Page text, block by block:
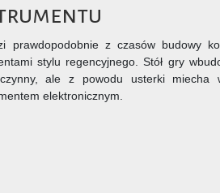
prawdopodobnie z czasów budowy
stylu regencyjnego. Stół gry
ale z powodu usterki miecha
elektronicznym.